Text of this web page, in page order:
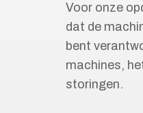
Voor onze
dat de
bent
machines,
storingen.